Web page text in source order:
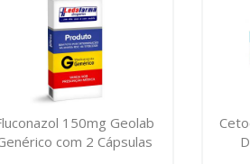
150mg Geolab
com 2 Cápsulas